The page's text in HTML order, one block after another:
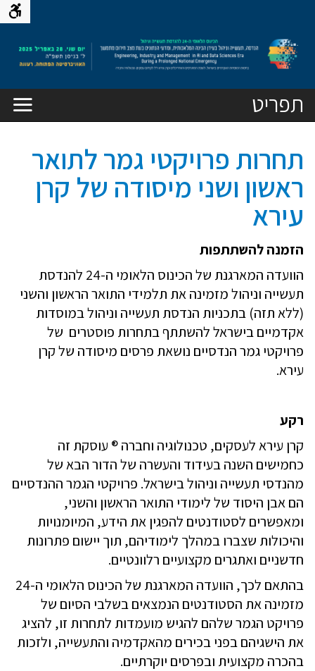
הנדסה,
תעשייה
וניהול
בעידן
המאלכותית,
ומדעי
הנתונים
בעת
מצב
חירום
מתמשך
תפריט
תחרות פרויקטי גמר לתואר
ראשון ושני מיסודה של קרן
עירא
הזמנה להשתתפות
הוועדה המארגנת של הכינוס הלאומי ה-24 להנדסת
תעשייה וניהול מזמינה את תלמידי התואר הראשון והשני
(ללא תזה) בתכניות הנדסת תעשייה וניהול במוסדות
אקדמיים בישראל להשתתף בתחרות פוסטרים של
פרויקטי גמר הנדסיים נושאת פרסים מיסודה של קרן
עירא.
רקע
קרן עירא לעסקים, טכנולוגיה וחברה® עוסקת זה
כחמישים השנה בעידוד והעשרה של הדור הבא של
מהנדסי תעשייה וניהול בישראל. פרויקטי הגמר ההנדסיים
הם אבן היסוד של לימודי התואר הראשון והשני,
ומאפשרים לסטודנטים להפגין את הידע, המיומנויות
והיכולות שצברו במהלך לימודיהם, תוך יישום פתרונות
חדשניים ואתגרים מקצועיים רלוונטיים.
בהתאם לכך, הוועדה המארגנת של הכינוס הלאומי ה-24
מזמינה את הסטודנטים הנמצאים בשלבי הסיום של
פרויקט הגמר שלהם להגיש מועמדות לתחרות זו, להציג
את הישגיהם בפני בכירים מהאקדמיה והתעשייה, ולזכות
בהכרה מקצועית ובפרסים יוקרתיים.